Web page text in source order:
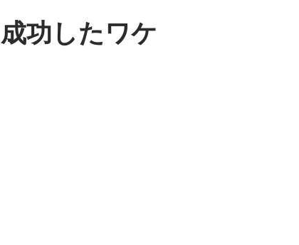
功したワケ